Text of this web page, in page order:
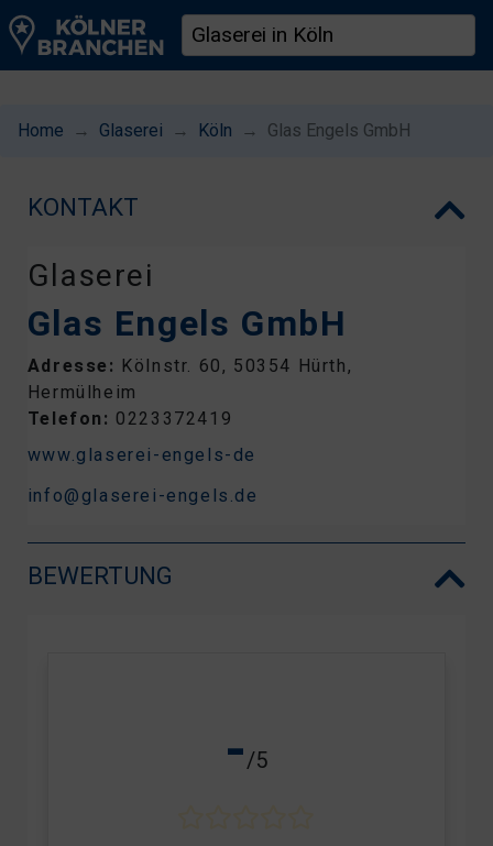
Home Glaserei Köln Glas Engels GmbH
KONTAKT
Glaserei
Glas Engels GmbH
Adresse: Kölnstr. 60, 50354 Hürth,
Hermülheim
Telefon: 0223372419
www.glaserei-engels-de
info@glaserei-engels.de
BEWERTUNG
-/5